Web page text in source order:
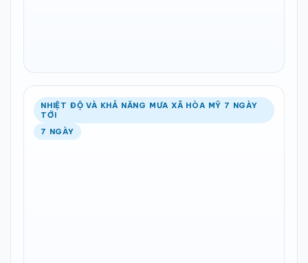
NHIỆT ĐỘ VÀ KHẢ NĂNG MƯA XÃ HÒA MỸ 7 NGÀY
TỚI
7 NGÀY